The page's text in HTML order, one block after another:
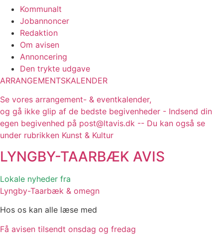
Kommunalt
Jobannoncer
Redaktion
Om avisen
Annoncering
Den trykte udgave
ARRANGEMENTSKALENDER
Se vores arrangement- & eventkalender,
og gå ikke glip af de bedste begivenheder - Indsend din
egen begivenhed på post@ltavis.dk -- Du kan også se
under rubrikken Kunst & Kultur
LYNGBY-TAARBÆK AVIS
Lokale nyheder fra
Lyngby-Taarbæk & omegn
Hos os kan alle læse med
Få avisen tilsendt onsdag og fredag